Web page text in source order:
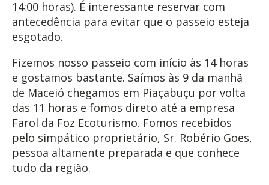
14:00 horas). É interessante reservar com
antecedência para evitar que o passeio esteja
esgotado.
Fizemos nosso passeio com início às 14 horas
e gostamos bastante. Saímos às 9 da manhã
de Maceió chegamos em Piaçabuçu por volta
das 11 horas e fomos direto até a empresa
Farol da Foz Ecoturismo. Fomos recebidos
pelo simpático proprietário, Sr. Robério Goes,
pessoa altamente preparada e que conhece
tudo da região.